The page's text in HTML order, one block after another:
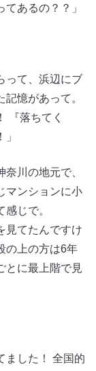
あるの？？」
って、浜辺にブ
憶があって。
『落ちてく
川の地元で、
マンションに小
じで。
見てたんですけ
の上の方は6年
とに最上階で見
ました！ 全国的